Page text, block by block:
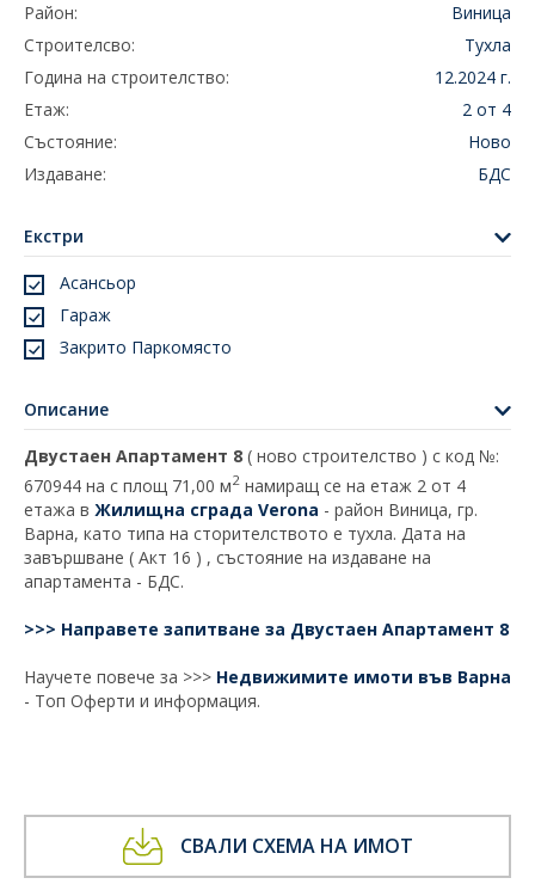
Район:
Виница
Строителсво:
Тухла
Година на строителство:
12.2024 г.
Етаж:
2 от 4
Състояние:
Ново
Издаване:
БДС
Екстри
Асансьор
Гараж
Закрито Паркомясто
Описание
Двустаен Апартамент 8 ( ново строителство ) с код №:
670944 на с площ 71,00 м2 намиращ се на етаж 2 от 4
етажа в Жилищна сграда Verona - район Виница, гр.
Варна, като типа на сторителството е тухла. Дата на
завършване ( Акт 16 ) , състояние на издаване на
апартамента - БДС.
>>> Направете запитване за Двустаен Апартамент 8
Научете повече за >>> Недвижимите имоти във Варна
- Топ Оферти и информация.
СВАЛИ СХЕМА НА ИМОТ